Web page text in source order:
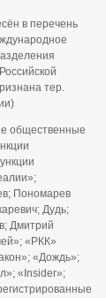
в перечень
тер.
общественные
Пономарев
Дудь;
Дмитрий
«РКК»
«Дождь»;
«Insider»;